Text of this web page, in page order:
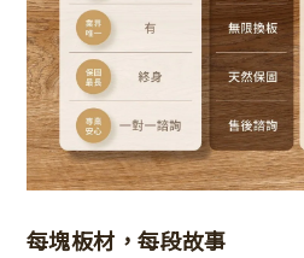
每塊板材，每段故事